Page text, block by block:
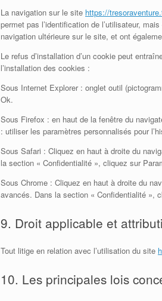
La navigation sur le site https://
permet pas l’identification de l’utilisateur,
navigation ultérieure sur le site, et ont
Le refus d’installation d’un cookie peut
l’installation des cookies :
Sous Internet Explorer : onglet outil
Ok.
Sous Firefox : en haut de la fenêtre du
: utiliser les paramètres personnalisés pour
Sous Safari : Cliquez en haut à droite du
la section « Confidentialité », cliquez sur
Sous Chrome : Cliquez en haut à droite du
avancés. Dans la section « Confidentialité »,
9. Droit applicable et
Tout litige en relation avec l’utilisation du site
10. Les principales lois